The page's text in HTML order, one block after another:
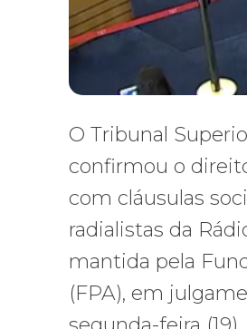
O Tribunal
confirmou o
com cláusulas
radialistas da
mantida pela
(FPA), em